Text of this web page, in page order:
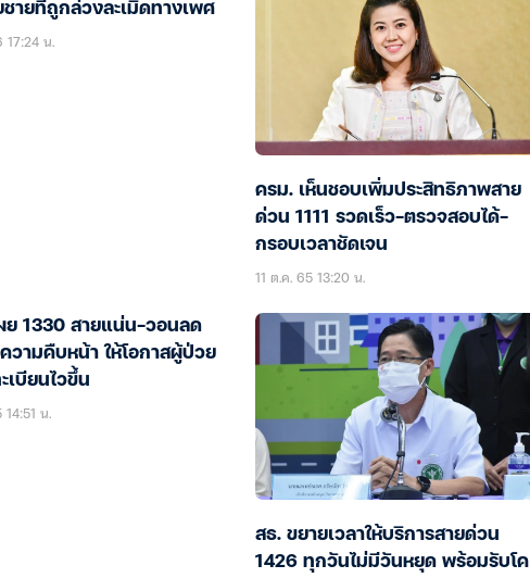
ายที่ถูกล่วงละเมิดทางเพศ
น.
ครม. เห็นชอบเพิ่มประสิทธิภาพสาย
ด่วน 1111 รวดเร็ว-ตรวจสอบได้-
กรอบเวลาชัดเจน
11 ต.ค. 65 13:20 น.
ย 1330 สายแน่น-วอนลด
วามคืบหน้า ให้โอกาสผู้ป่วย
เบียนไวขึ้น
น.
สธ. ขยายเวลาให้บริการสายด่วน
1426 ทุกวันไม่มีวันหยุด พร้อมรับโค